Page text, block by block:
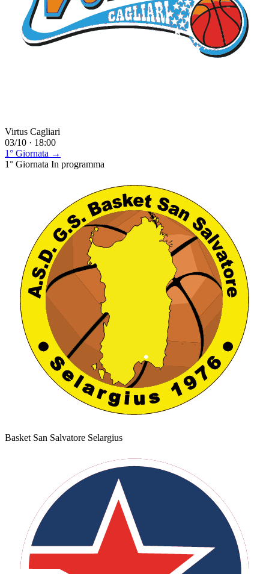
Virtus Cagliari
03/10 · 18:00
1° Giornata →
1° Giornata In programma
Basket San Salvatore Selargius